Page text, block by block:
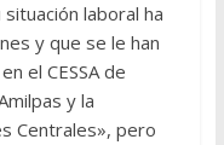
laboral ha
y que se le han
el CESSA de
y la
Centrales», pero